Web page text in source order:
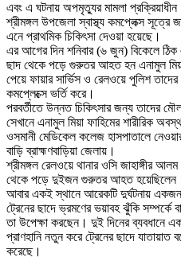
এবং এ ঘটনায় অপমৃত্যুর মামলা
শ্রীমঙ্গল উপজেলা স্বাস্থ্য কমপ্লেক্স সূত্রে
এনে প্রাথমিক চিকিৎসা দেওয়া হয়েছে।
এর আগের দিন শনিবার (৬ জুন) বিকেলে
ছাদ থেকে পড়ে গুরুতর আহত হন এনামুল
পেয়ে ফায়ার সার্ভিস ও রেলওয়ে পুলিশ
কমপ্লেক্সে ভর্তি করে।
পরবর্তীতে উন্নত চিকিৎসার জন্য তাদের
সেখানে এনামুল মিয়া ফাহিমের শারীরিক
ওসমানী মেডিকেল কলেজ হাসপাতালে
বাড়ি ব্রাহ্মণবাড়িয়া জেলায়।
শ্রীমঙ্গল রেলওয়ে থানার ওসি জাহাঙ্গীর
থেকে পড়ে দুইজন গুরুতর আহত
আবার একই স্থানে আরেকটি দুর্ঘটনায়
ট্রেনের ছাদে ভ্রমণের ভয়াবহ ঝুঁকি সম্পর্কে
তা উপেক্ষা করছেন। দুই দিনের ব্যবধানে
প্রাণহানি নতুন করে ট্রেনের ছাদে
করেছে।